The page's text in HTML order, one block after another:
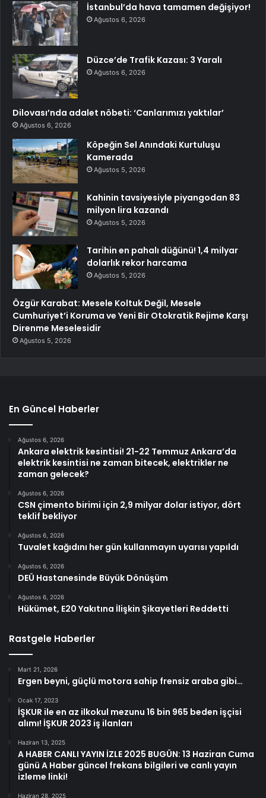
İstanbul’da hava tamamen değişiyor!
Ağustos 6, 2026
Düzce’de Trafik Kazası: 3 Yaralı
Ağustos 6, 2026
Dilovası’nda adalet nöbeti: ‘Canlarımızı yaktılar’
Ağustos 6, 2026
Köpeğin Sel Anındaki Kurtuluşu
Kamerada
Ağustos 5, 2026
Kahinin tavsiyesiyle piyangodan 83
milyon lira kazandı
Ağustos 5, 2026
Tarihin en pahalı düğünü! 1,4 milyar
dolarlık rekor harcama
Ağustos 5, 2026
Özgür Karabat: Mesele Koltuk Değil, Mesele
Cumhuriyet’i Koruma ve Yeni Bir Otokratik Rejime Karşı
Direnme Meselesidir
Ağustos 5, 2026
En Güncel Haberler
Ağustos 6, 2026
Ankara elektrik kesintisi! 21-22 Temmuz Ankara’da
elektrik kesintisi ne zaman bitecek, elektrikler ne
zaman gelecek?
Ağustos 6, 2026
CSN çimento birimi için 2,9 milyar dolar istiyor, dört
teklif bekliyor
Ağustos 6, 2026
Tuvalet kağıdını her gün kullanmayın uyarısı yapıldı
Ağustos 6, 2026
DEÜ Hastanesinde Büyük Dönüşüm
Ağustos 6, 2026
Hükümet, E20 Yakıtına İlişkin Şikayetleri Reddetti
Rastgele Haberler
Mart 21, 2026
Ergen beyni, güçlü motora sahip frensiz araba gibi…
Ocak 17, 2023
İŞKUR ile en az ilkokul mezunu 16 bin 965 beden işçisi
alımı! İŞKUR 2023 iş ilanları
Haziran 13, 2025
A HABER CANLI YAYIN İZLE 2025 BUGÜN: 13 Haziran Cuma
günü A Haber güncel frekans bilgileri ve canlı yayın
izleme linki!
Haziran 28, 2025